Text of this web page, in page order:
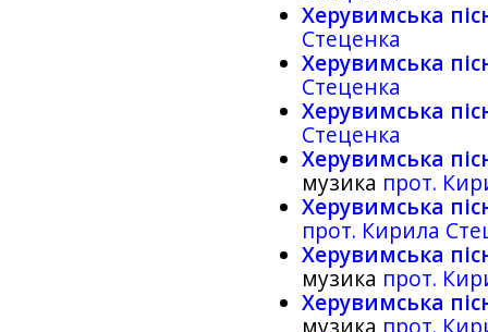
Херувимська
Стеценка
Херувимська
Стеценка
Херувимська
Стеценка
Херувимська
музика прот.
Херувимська
прот. Кирила
Херувимська
музика прот.
Херувимська